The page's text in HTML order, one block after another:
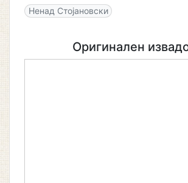
Ненад Стојановски
Оригинален